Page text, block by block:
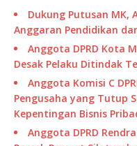
Dukung Putusan MK,
Anggaran Pendidikan
Anggota DPRD Kota
Desak Pelaku Ditindak
Anggota Komisi C
Pengusaha yang Tutup
Kepentingan Bisnis
Anggota DPRD